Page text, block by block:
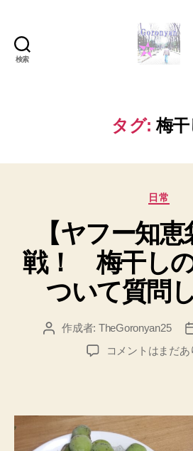
検索
マ
イ
ド
音
と
日
の
こ
と
タグ: 梅干
カ
ゴ
リ
日常
【ヤフー知
戦！ 梅干し
ついて質問
投 作成者: TheGoronyan25
【ヤ
恵
袋】
初
コメントはまだあ